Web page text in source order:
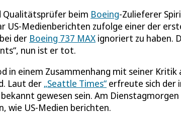
Qualitätsprüfer beim Boeing-Zulieferer
US-Medienberichten zufolge einer der
der Boeing 737 MAX ignoriert zu haben.
nun ist er tot.
in einem Zusammenhang mit seiner
Laut der „Seattle Times“ erfreute sich der
gewesen sein. Am
US-Medien berichten.